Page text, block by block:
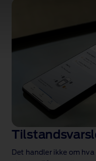
Holder
Gå til Ikke la
dag. La oss ta vare på
Det handler ikke om